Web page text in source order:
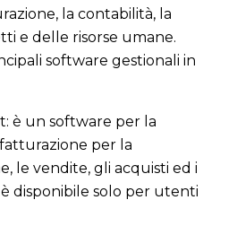
la contabilità, la
e delle risorse umane.
software gestionali in
è un software per la
per la
le vendite, gli acquisti ed i
disponibile solo per utenti